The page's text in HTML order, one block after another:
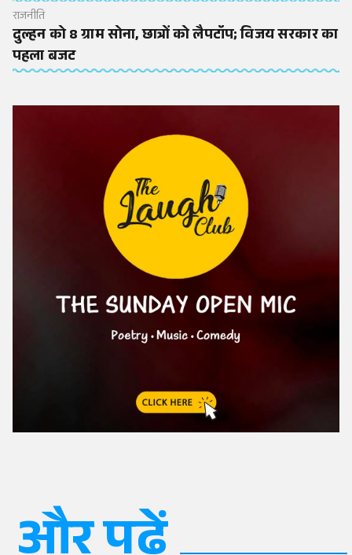
राजनीति
दुल्हन को 8 ग्राम सोना, छात्रों को लैपटॉप; विजय सरकार का
पहला बजट